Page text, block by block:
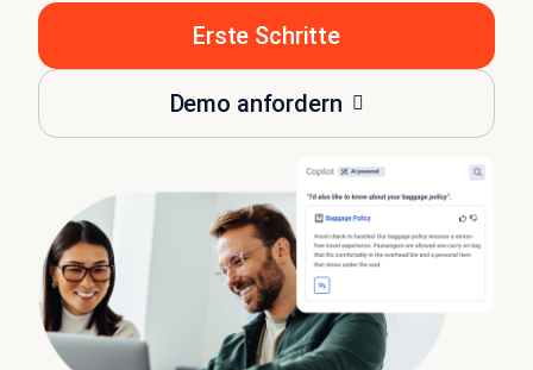
Erste Schritte
Demo anfordern